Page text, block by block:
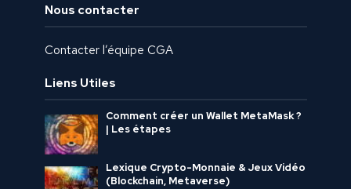
Nous contacter
Contacter l’équipe CGA
Liens Utiles
Comment créer un Wallet MetaMask ?
| Les étapes
Lexique Crypto-Monnaie & Jeux Vidéo
(Blockchain, Metaverse)